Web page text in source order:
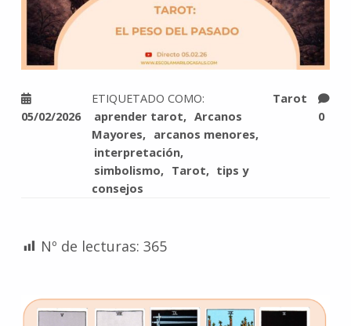
05/02/2026 0
Tarot
ETIQUETADO COMO:
aprender tarot
Arcanos
Mayores
arcanos menores
interpretación
simbolismo
Tarot
tips y
consejos
Nº de lecturas: 365